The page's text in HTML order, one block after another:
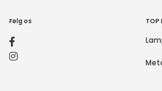
Følg os TOP